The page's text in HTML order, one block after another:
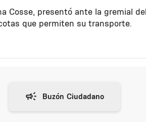
Cosse, presentó ante la gremial
que permiten su transporte.